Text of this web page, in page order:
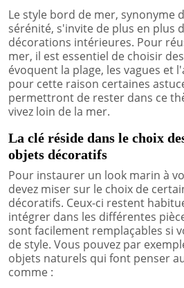
Le style bord de mer, synonyme
sérénité, s'invite de plus en plus
décorations intérieures. Pour
mer, il est essentiel de choisir
évoquent la plage, les vagues et
pour cette raison certaines
permettront de rester dans ce
vivez loin de la mer.
La clé réside dans le choix
objets décoratifs
Pour instaurer un look marin à
devez miser sur le choix de
décoratifs. Ceux-ci restent
intégrer dans les différentes
sont facilement remplaçables si
de style. Vous pouvez par
objets naturels qui font penser
comme :